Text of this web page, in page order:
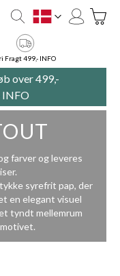
DK
Fragt 499,- INFO
over 499,-
INFO
farver og leveres
syrefrit pap, der
en elegant visuel
tyndt mellemrum